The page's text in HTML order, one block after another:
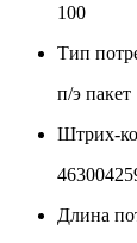
100
Тип
п/э пакет
Штрих-
Длина